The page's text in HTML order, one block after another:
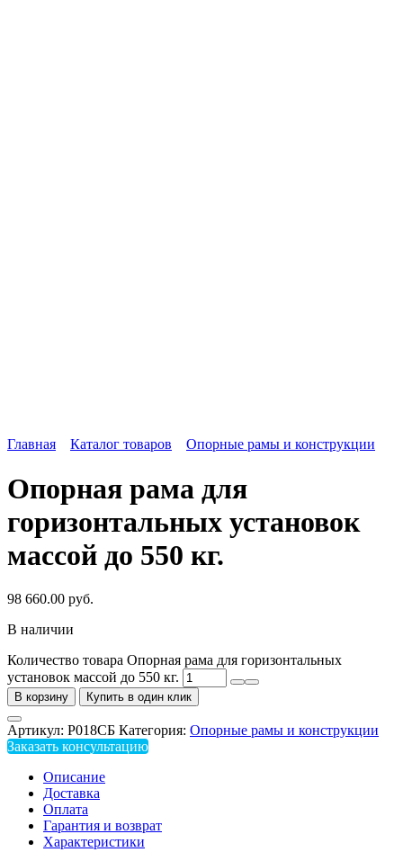
Главная Каталог товаров Опорные рамы и конструкции
Опорная рама для
горизонтальных установок
массой до 550 кг.
98 660.00 руб.
В наличии
Количество товара Опорная рама для горизонтальных
установок массой до 550 кг.
В корзину Купить в один клик
Артикул: Р018СБ Категория: Опорные рамы и конструкции
Заказать консультацию
Описание
Доставка
Оплата
Гарантия и возврат
Характеристики